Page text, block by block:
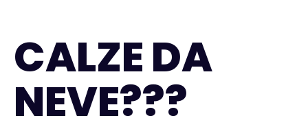
CALZE DA
NEVE???